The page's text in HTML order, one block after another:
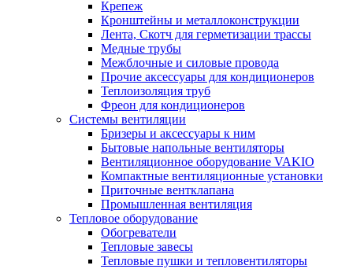
Крепеж
Кронштейны и металлоконструкции
Лента, Скотч для герметизации трассы
Медные трубы
Межблочные и силовые провода
Прочие аксессуары для кондиционеров
Теплоизоляция труб
Фреон для кондиционеров
Системы вентиляции
Бризеры и аксессуары к ним
Бытовые напольные вентиляторы
Вентиляционное оборудование VAKIO
Компактные вентиляционные установки
Приточные вентклапана
Промышленная вентиляция
Тепловое оборудование
Обогреватели
Тепловые завесы
Тепловые пушки и тепловентиляторы